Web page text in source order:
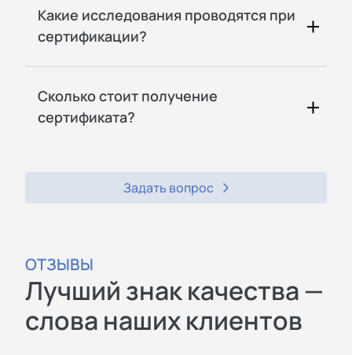
Какие исследования проводятся при
сертификации?
Сколько стоит получение
сертификата?
Задать вопрос
ОТЗЫВЫ
Лучший знак качества —
слова наших клиентов